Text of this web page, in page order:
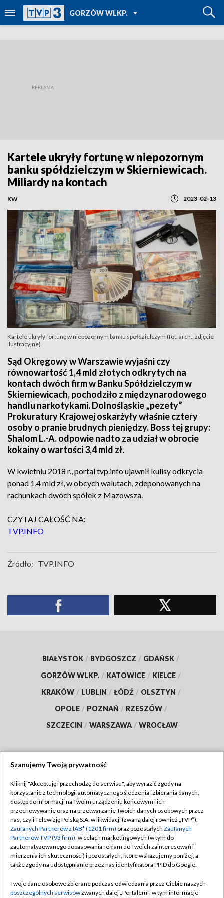
GORZÓW WLKP.
TVP REGIONY
Kartele ukryły fortunę w niepozornym
banku spółdzielczym w Skierniewicach.
Miliardy na kontach
KW 2023-02-13
Kartele ukryły fortunę w niepozornym banku spółdzielczym (fot. arch., zdjęcie
ilustracyjne)
Sąd Okręgowy w Warszawie wyjaśni czy
równowartość 1,4 mld złotych odkrytych na
kontach dwóch firm w Banku Spółdzielczym w
Skierniewicach, pochodziło z międzynarodowego
handlu narkotykami. Dolnośląskie „pezety”
Prokuratury Krajowej oskarżyły właśnie cztery
osoby o pranie brudnych pieniędzy. Boss tej grupy:
Shalom L.-A. odpowie nadto za udział w obrocie
kokainy o wartości 3,4 mld zł.
W kwietniu 2018 r., portal tvp.info ujawnił kulisy odkrycia
ponad 1,4 mld zł, w obcych walutach, zdeponowanych na
rachunkach dwóch spółek z Mazowsza.
CZYTAJ CAŁOŚĆ NA:
TVP.INFO
Źródło: TVP.INFO
BIAŁYSTOK / BYDGOSZCZ / GDAŃSK /
GORZÓW WLKP. / KATOWICE / KIELCE /
KRAKÓW / LUBLIN / ŁÓDŹ / OLSZTYN /
OPOLE / POZNAŃ / RZESZÓW /
SZCZECIN / WARSZAWA / WROCŁAW
TVP
Abonament TVP
Emisja w TVP
Centrum informacji TVP
Naziemna Telewizja Cyfrowa
Rada Programowa
Regulamin TVP
Polityka prywatności
Moje zgody
Pomoc
Kontakt
Szanujemy Twoją prywatność
Kliknij "Akceptuję i przechodzę do serwisu", aby wyrazić zgody na
korzystanie z technologii automatycznego śledzenia i zbierania danych,
dostęp do informacji na Twoim urządzeniu końcowym i ich
przechowywanie oraz na przetwarzanie Twoich danych osobowych przez
nas, czyli Telewizję Polską S.A. w likwidacji (zwaną dalej również „TVP”),
Zaufanych Partnerów z IAB* (1201 firm) oraz pozostałych Zaufanych
Partnerów TVP (93 firm), w celach marketingowych (w tym do
zautomatyzowanego dopasowania reklam do Twoich zainteresowań i
mierzenia ich skuteczności) i pozostałych, które wskazujemy poniżej, a
także zgody na udostępnianie przez nas identyfikatora PPID do Google.
Twoje dane osobowe zbierane podczas odwiedzania przez Ciebie naszych
poszczególnych serwisówzwanych dalej „Portalem”, w tym informacje